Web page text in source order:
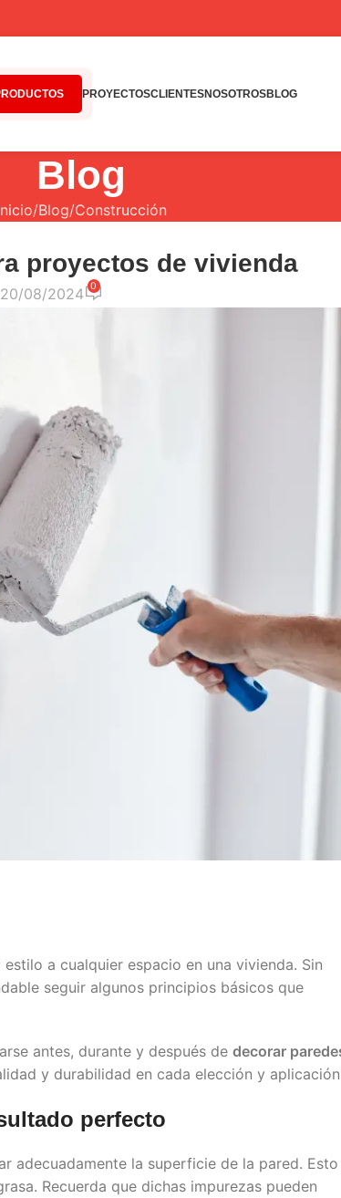
PROYECTOSCLIENTESNOSOTROSBLOG
Blog
Blog Construcción
proyectos de vivienda
08/2024 0
a cualquier espacio en una vivienda. Sin
seguir algunos principios básicos que
antes, durante y después de decorar
y durabilidad en cada elección y
perfecto
adecuadamente la superficie de la pared. Esto
Recuerda que dichas impurezas pueden